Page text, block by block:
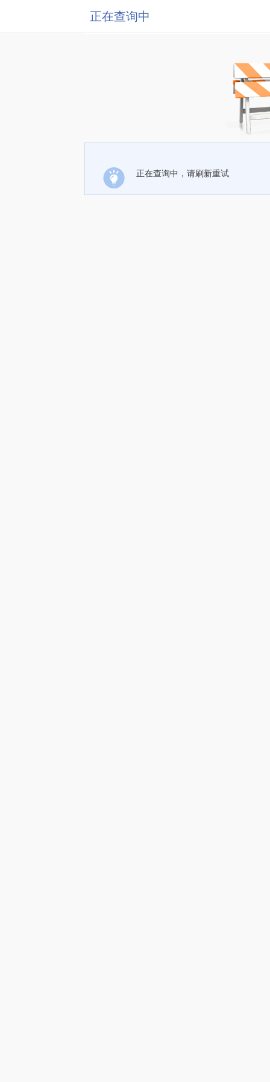
正在查询中
正在查询中，请刷新重试